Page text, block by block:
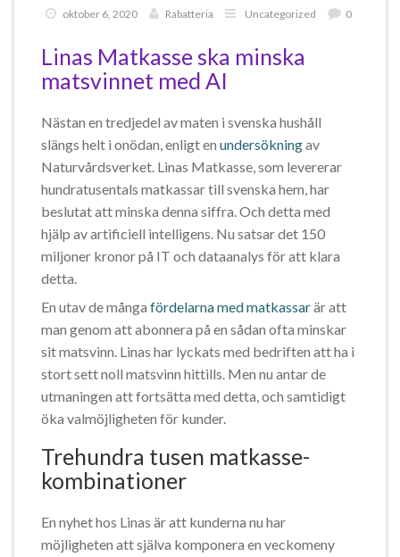
oktober 6, 2020 Rabatteria Uncategorized 0
Linas Matkasse ska minska
matsvinnet med AI
Nästan en tredjedel av maten i svenska hushåll
slängs helt i onödan, enligt en undersökningav
Naturvårdsverket. Linas Matkasse, som levererar
hundratusentals matkassar till svenska hem, har
beslutat att minska denna siffra. Och detta med
hjälp av artificiell intelligens. Nu satsar det 150
miljoner kronor på IT och dataanalys för att klara
detta.
En utav de många fördelarna med matkassarär att
man genom att abonnera på en sådan ofta minskar
sit matsvinn. Linas har lyckats med bedriften att ha i
stort sett noll matsvinn hittills. Men nu antar de
utmaningen att fortsätta med detta, och samtidigt
öka valmöjligheten för kunder.
Trehundra tusen matkasse-
kombinationer
En nyhet hos Linas är att kunderna nu har
möjligheten att själva komponera en veckomeny